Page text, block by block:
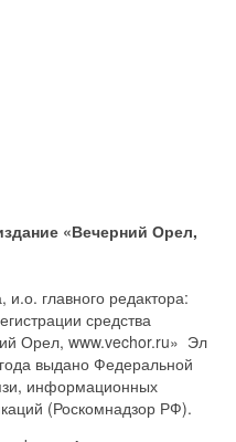
«Вечерний Орел,
и.о. главного редактора:
средства
Орел, www.vechor.ru» Эл
выдано Федеральной
информационных
(Роскомнадзор РФ).